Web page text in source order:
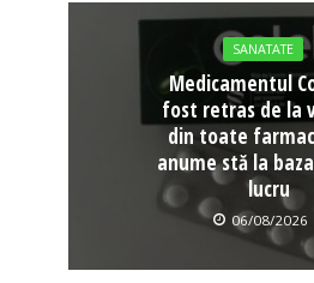
SANATATE
Medicamentul
fost retras de la
din toate
anume stă la
lucru
06/08/2026